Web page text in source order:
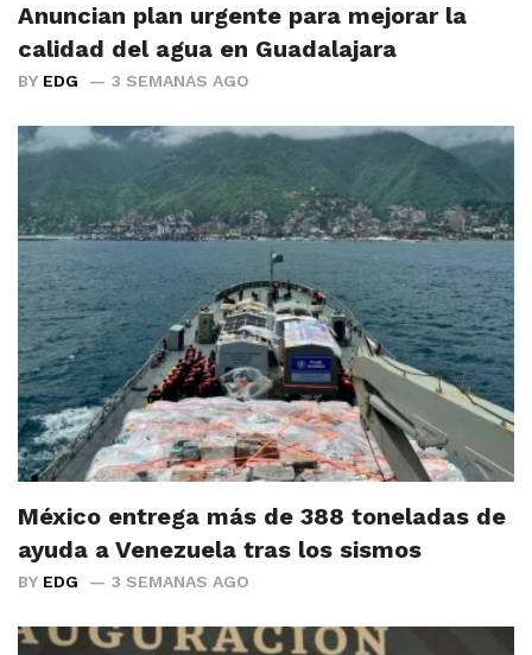
Anuncian plan urgente para mejorar la
calidad del agua en Guadalajara
BY EDG 3 SEMANAS AGO
México entrega más de 388 toneladas de
ayuda a Venezuela tras los sismos
BY EDG 3 SEMANAS AGO